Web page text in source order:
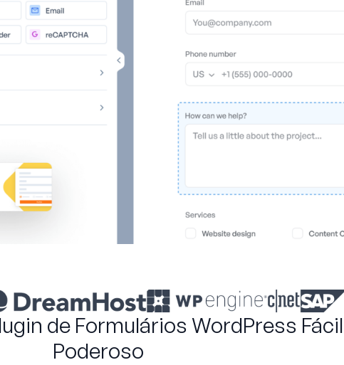
de Formulários WordPress
Poderoso